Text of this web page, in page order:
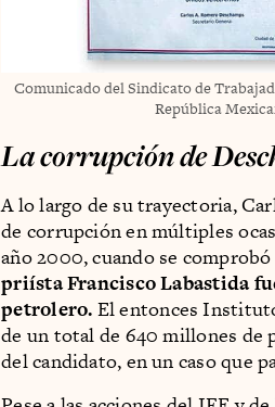
Comunicado del Sindicato de
República
La corrupción de
A lo largo de su trayectoria,
de corrupción en múltiples
año 2000, cuando se
priísta Francisco Labastida
petrolero. El entonces
de un total de 640 millones de
del candidato, en un caso que